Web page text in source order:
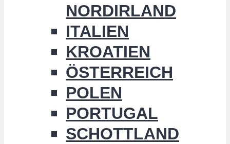
NORDIRLAND
ITALIEN
KROATIEN
ÖSTERREICH
POLEN
PORTUGAL
SCHOTTLAND